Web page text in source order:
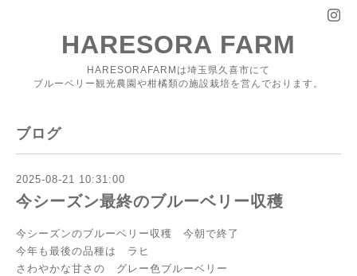
HARESORA FARM
HARESORAFARMは埼玉県久喜市にて
ブルーベリー観光農園や柑橘類の施設栽培を営んでおります。
ブログ
2025-08-21 10:31:00
今シーズン最終のブルーベリー収穫
今シーズンのブルーベリー収穫 今朝で終了
今年も最後の品種は ラヒ
さわやかな甘さの グレー色ブルーベリー